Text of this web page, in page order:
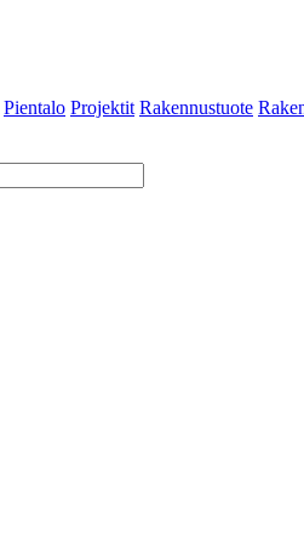
Pientalo Projektit Rakennustuote